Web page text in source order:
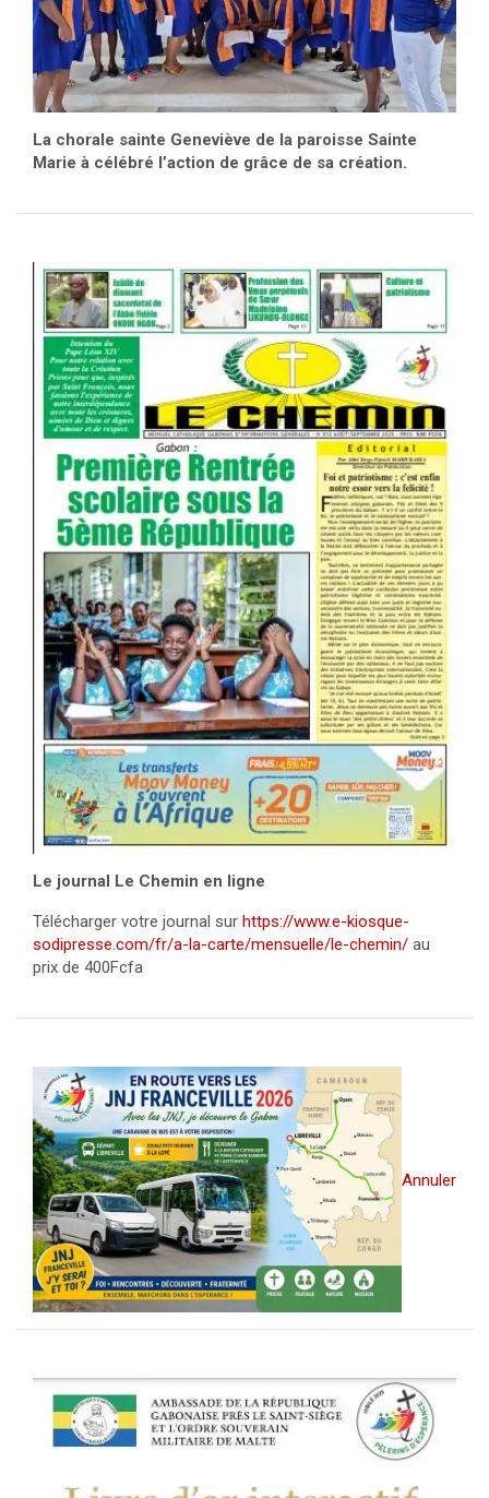
La chorale sainte Geneviève de la paroisse Sainte
Marie à célébré l’action de grâce de sa création.
Le journal Le Chemin en ligne
Télécharger votre journal sur https://www.e-kiosque-
sodipresse.com/fr/a-la-carte/mensuelle/le-chemin/ au
prix de 400Fcfa
Annuler